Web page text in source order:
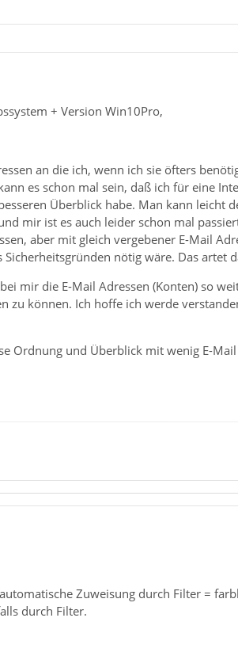
+ Version Win10Pro,
an die ich, wenn ich sie öfters
es schon mal sein, daß ich für eine
Überblick habe. Man kann leicht
mir ist es auch leider schon mal
aber mit gleich vergebener E-Mail
nötig wäre. Das artet
mir die E-Mail Adressen (Konten) so
zu können. Ich hoffe ich werde
Ordnung und Überblick mit wenig E-
Zuweisung durch Filter =
durch Filter.